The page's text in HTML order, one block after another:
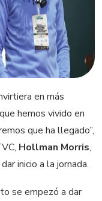
en más
hemos vivido en
que ha llegado”,
Hollman Morris,
inicio a la jornada.
se empezó a dar